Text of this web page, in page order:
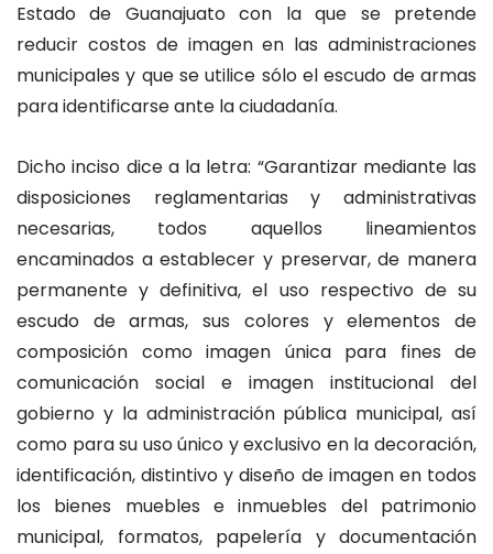
Estado de Guanajuato con la que se pretende
reducir costos de imagen en las administraciones
municipales y que se utilice sólo el escudo de armas
para identificarse ante la ciudadanía.
Dicho inciso dice a la letra: “Garantizar mediante las
disposiciones reglamentarias y administrativas
necesarias, todos aquellos lineamientos
encaminados a establecer y preservar, de manera
permanente y definitiva, el uso respectivo de su
escudo de armas, sus colores y elementos de
composición como imagen única para fines de
comunicación social e imagen institucional del
gobierno y la administración pública municipal, así
como para su uso único y exclusivo en la decoración,
identificación, distintivo y diseño de imagen en todos
los bienes muebles e inmuebles del patrimonio
municipal, formatos, papelería y documentación